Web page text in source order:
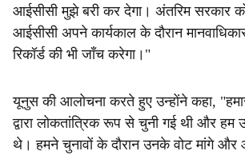
आईसीसी मुझे बरी कर देगा। अंतरिम सरकार
आईसीसी अपने कार्यकाल के दौरान
रिकॉर्ड की भी जाँच करेगा।"
यूनुस की आलोचना करते हुए उन्होंने कहा,
द्वारा लोकतांत्रिक रूप से चुनी गई थी और हम
थे। हमने चुनावों के दौरान उनके वोट मांगे और